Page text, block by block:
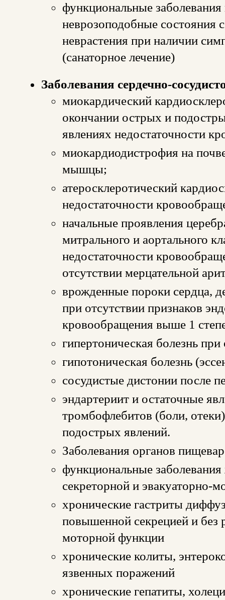
функциональные
неврозоподобные состояния
неврастения при наличии
(санаторное лечение)
Заболевания сердечно-
миокардический
окончании острых и
явлениях недостаточности
миокардиодистрофия на
мышцы;
атеросклеротический
недостаточности
начальные проявления
митрального и аортального
недостаточности
отсутствии мерцательной
врожденные пороки сердца,
при отсутствии признаков
кровообращения выше 1
гипертоническая болезнь
гипотоническая болезнь
сосудистые дистонии после
эндартериит и остаточные
тромбофлебитов (боли,
подострых явлений.
Заболевания органов
функциональные
секреторной и эвакуаторно-
хронические гастриты
повышенной секрецией и без
моторной функции
хронические колиты,
язвенных поражений
хронические гепатиты,